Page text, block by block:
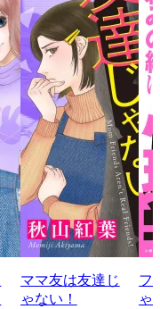
ママ友は友達じ
ゃない！
フ
ゃ